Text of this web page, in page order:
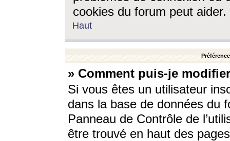
cookies du forum peut aider.
Haut
» Comment puis-je
Si vous êtes un utilisateur
dans la base de données du
Panneau de Contrôle de
être trouvé en haut des